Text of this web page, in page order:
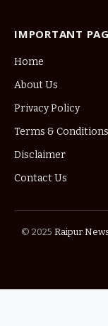
IMPORTANT
Home
About Us
Privacy Policy
Terms & Conditions
Disclaimer
Contact Us
© 2025 Raipur